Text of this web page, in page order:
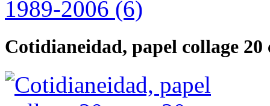
Cotidianeidad, papel collage 20